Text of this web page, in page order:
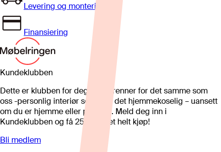
Levering og montering
Finansiering
Kundeklubben
Dette er klubben for deg som brenner for det samme som
oss -personlig interiør som gjør det hjemmekoselig – uansett
om du er hjemme eller på hytta. Meld deg inn i
Kundeklubben og få 25%* på et helt kjøp!
Bli medlem